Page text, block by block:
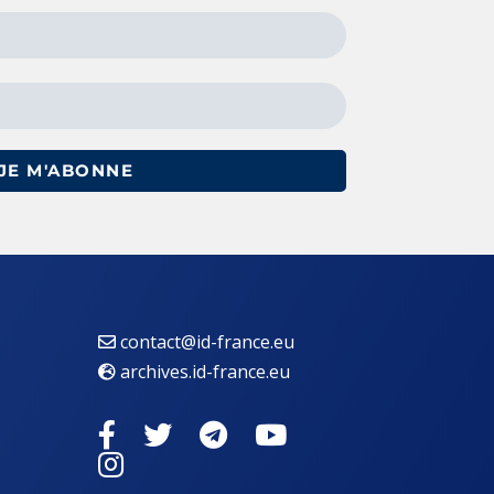
M'ABONNE
contact@id-france.eu
archives.id-france.eu